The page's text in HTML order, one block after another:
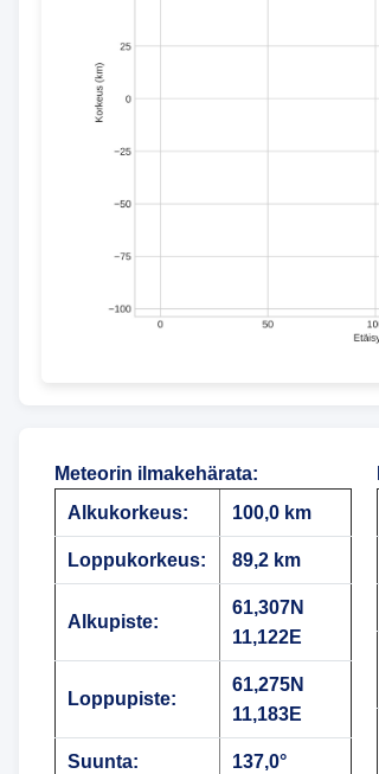
Meteorin ilmakehärata:
Alkukorkeus:
100,0 km
Loppukorkeus: 89,2 km
Alkupiste:
61,307N
11,122E
Loppupiste:
61,275N
11,183E
Suunta: 137,0°